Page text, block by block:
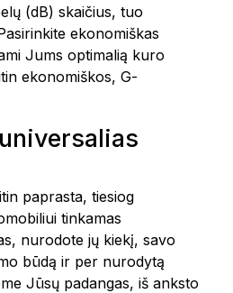
(dB) skaičius, tuo
ekonomiškas
Jums optimalią kuro
ekonomiškos, G-
paprasta, tiesiog
tinkamas
nurodote jų kiekį, savo
būdą ir per nurodytą
Jūsų padangas, iš anksto